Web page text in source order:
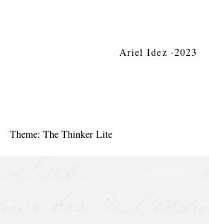
Ariel Idez ·2023
Theme: The Thinker Lite